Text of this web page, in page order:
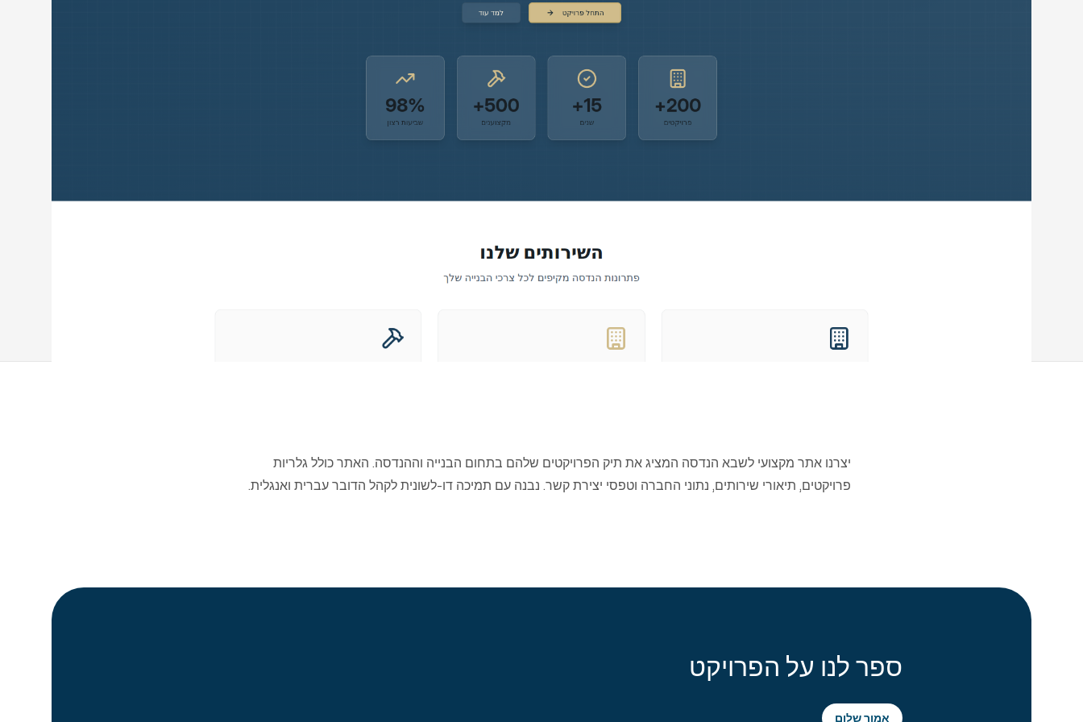
יצרנו אתר מקצועי לשבא הנדסה המציג את תיק הפרויקטים שלהם בתחום הבנייה וההנדסה. האתר כולל גלריות
פרויקטים, תיאורי שירותים, נתוני החברה וטפסי יצירת קשר. נבנה עם תמיכה דו-לשונית לקהל הדובר עברית ואנגלית.
ספר לנו על הפרויקט
אמור שלום